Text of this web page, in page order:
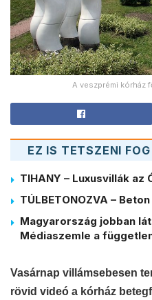
A veszprémi kórház
EZ IS TETSZENI FOG
TIHANY – Luxusvillák az
TÚLBETONOZVA –
Magyarország jobban
Médiaszemle a
Vasárnap villámsebesen
rövid videó a kórház